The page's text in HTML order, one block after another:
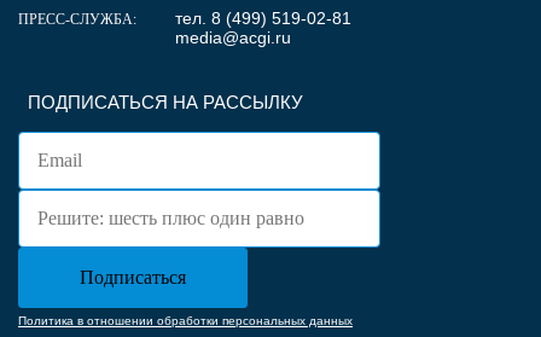
ПОДПИСАТЬСЯ НА РАССЫЛКУ
Политика в отношении обработки персональных данных
ПРЕСС-СЛУЖБА:
тел. 8 (499) 519-02-81
media@acgi.ru